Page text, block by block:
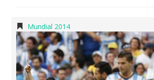
Mundial 2014